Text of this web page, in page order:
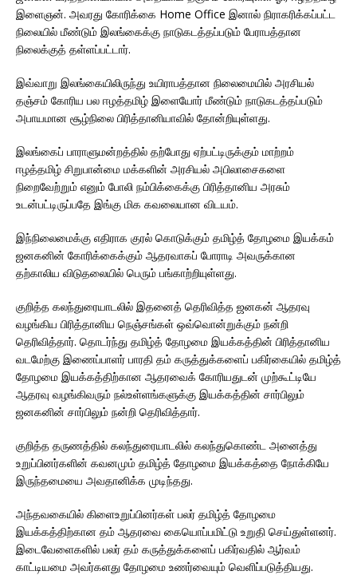
இளைஞன். அவரது கோரிக்கை Home Office இனால் நிராகரிக்கப்பட்ட
நிலையில் மீண்டும் இலங்கைக்கு நாடுகடத்தப்படும் பேராபத்தான
நிலைக்குத் தள்ளப்பட்டார்.
இவ்வாறு இலங்கையிலிருந்து உயிராபத்தான நிலைமையில் அரசியல்
தஞ்சம் கோரிய பல ஈழத்தமிழ் இளையோர் மீண்டும் நாடுகடத்தப்படும்
அபாயமான சூழ்நிலை பிரித்தானியாவில் தோன்றியுள்ளது.
இலங்கைப் பாராளுமன்றத்தில் தற்போது ஏற்பட்டிருக்கும் மாற்றம்
ஈழத்தமிழ் சிறுபான்மை மக்களின் அரசியல் அபிலாசைகளை
நிறைவேற்றும் எனும் போலி நம்பிக்கைக்கு பிரித்தானிய அரசும்
உடன்பட்டிருப்பதே இங்கு மிக கவலையான விடயம்.
இந்நிலைமைக்கு எதிராக குரல் கொடுக்கும் தமிழ்த் தோழமை இயக்கம்
ஜனகனின் கோரிக்கைக்கும் ஆதரவாகப் போராடி அவருக்கான
தற்காலிய விடுதலையில் பெரும் பங்காற்றியுள்ளது.
குறித்த கலந்துரையாடலில் இதனைத் தெரிவித்த ஜனகன் ஆதரவு
வழங்கிய பிரித்தானிய நெஞ்சங்கள் ஒவ்வொன்றுக்கும் நன்றி
தெரிவித்தார். தொடர்ந்து தமிழ்த் தோழமை இயக்கத்தின் பிரித்தானிய
வடமேற்கு இணைப்பாளர் பாரதி தம் கருத்துக்களைப் பகிர்கையில் தமிழ்த்
தோழமை இயக்கத்திற்கான ஆதரவைக் கோரியதுடன் முற்கூட்டியே
ஆதரவு வழங்கிவரும் நல்உள்ளங்களுக்கு இயக்கத்தின் சார்பிலும்
ஜனகனின் சார்பிலும் நன்றி தெரிவித்தார்.
குறித்த தருணத்தில் கலந்துரையாடலில் கலந்துகொண்ட அனைத்து
உறுப்பினர்களின் கவனமும் தமிழ்த் தோழமை இயக்கத்தை நோக்கியே
இருந்தமையை அவதானிக்க முடிந்தது.
அந்தவகையில் கிளைஉறுப்பினர்கள் பலர் தமிழ்த் தோழமை
இயக்கத்திற்கான தம் ஆதரவை கையொப்பமிட்டு உறுதி செய்துள்ளனர்.
இடைவேளைகளில் பலர் தம் கருத்துக்களைப் பகிர்வதில் ஆர்வம்
காட்டியமை அவர்களது தோழமை உணர்வையும் வெளிப்படுத்தியது.